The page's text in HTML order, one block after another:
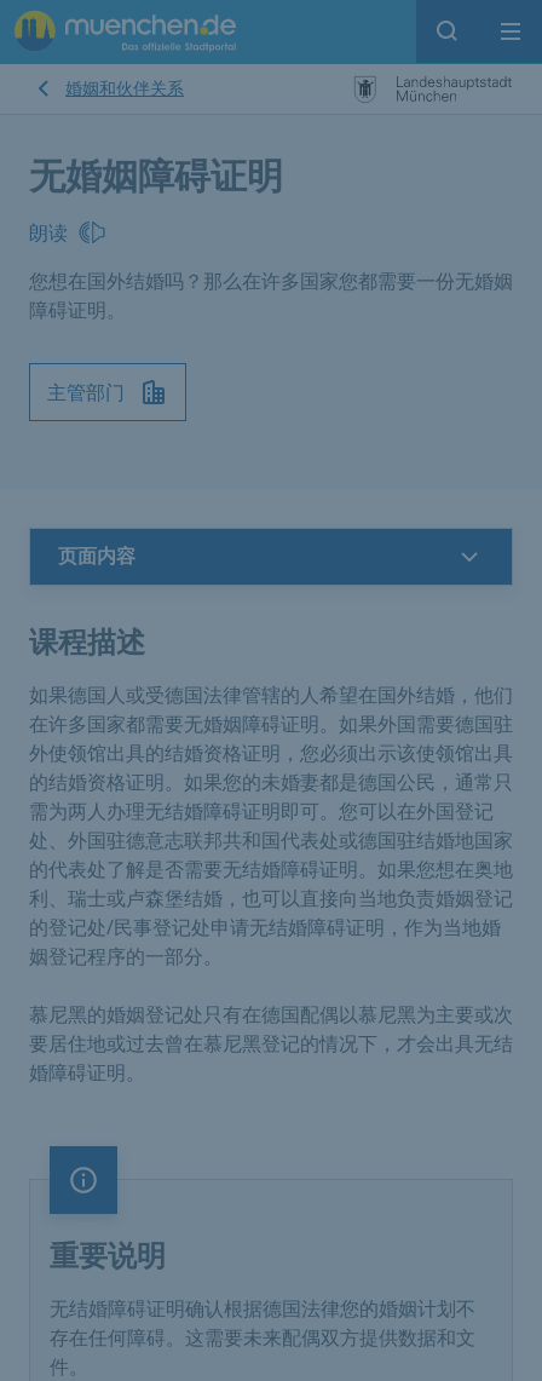
Open
婚姻和伙伴关系
无婚姻障碍证明
朗读
您想在国外结婚吗？那么在许多国家您都需要一份无婚姻
障碍证明。
主管部门
页面内容
课程描述
如果德国人或受德国法律管辖的人希望在国外结婚，他们
在许多国家都需要无婚姻障碍证明。如果外国需要德国驻
外使领馆出具的结婚资格证明，您必须出示该使领馆出具
的结婚资格证明。如果您的未婚妻都是德国公民，通常只
需为两人办理无结婚障碍证明即可。您可以在外国登记
处、外国驻德意志联邦共和国代表处或德国驻结婚地国家
的代表处了解是否需要无结婚障碍证明。如果您想在奥地
利、瑞士或卢森堡结婚，也可以直接向当地负责婚姻登记
的登记处/民事登记处申请无结婚障碍证明，作为当地婚
姻登记程序的一部分。
慕尼黑的婚姻登记处只有在德国配偶以慕尼黑为主要或次
要居住地或过去曾在慕尼黑登记的情况下，才会出具无结
婚障碍证明。
重要说明
重要说明
无结婚障碍证明确认根据德国法律您的婚姻计划不
存在任何障碍。这需要未来配偶双方提供数据和文
件。